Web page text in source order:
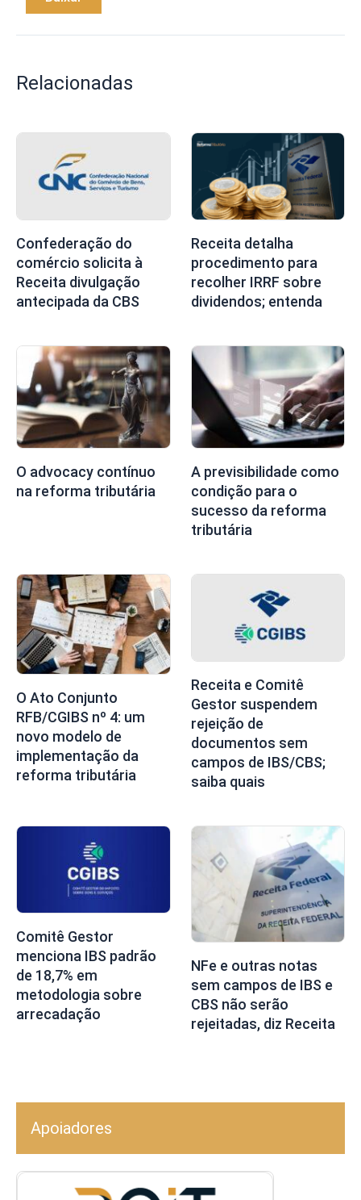
Relacionadas
Confederação do
comércio solicita à
Receita divulgação
antecipada da CBS
Receita detalha
procedimento para
recolher IRRF sobre
dividendos; entenda
O advocacy contínuo
na reforma tributária
A previsibilidade como
condição para o
sucesso da reforma
tributária
O Ato Conjunto
RFB/CGIBS nº 4: um
novo modelo de
implementação da
reforma tributária
Receita e Comitê
Gestor suspendem
rejeição de
documentos sem
campos de IBS/CBS;
saiba quais
Comitê Gestor
menciona IBS padrão
de 18,7% em
metodologia sobre
arrecadação
NFe e outras notas
sem campos de IBS e
CBS não serão
rejeitadas, diz Receita
Apoiadores